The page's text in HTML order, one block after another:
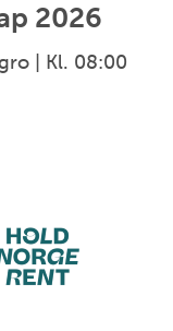
2026
| Kl. 08:00